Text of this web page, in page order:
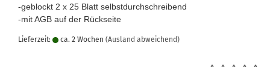
-geblockt 2 x 25 Blatt selbstdurchschreibend
-mit AGB auf der Rückseite
Lieferzeit: ca. 2 Wochen (Ausland abweichend)